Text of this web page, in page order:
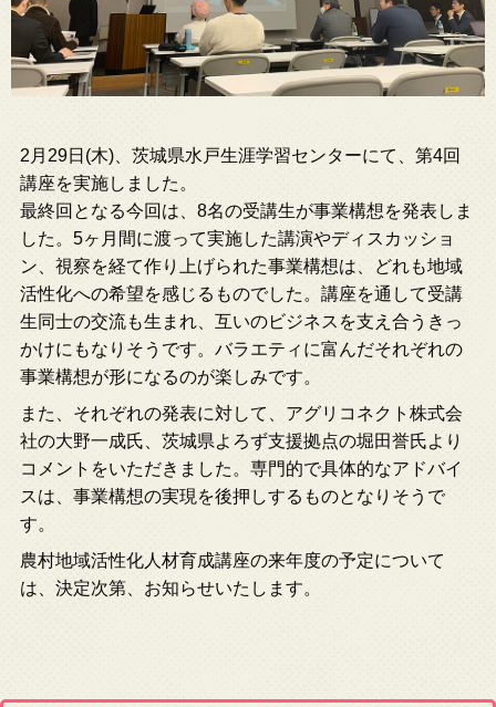
2月29日(木)、茨城県水戸生涯学習センターにて、第4回
講座を実施しました。
最終回となる今回は、8名の受講生が事業構想を発表しま
した。5ヶ月間に渡って実施した講演やディスカッショ
ン、視察を経て作り上げられた事業構想は、どれも地域
活性化への希望を感じるものでした。講座を通して受講
生同士の交流も生まれ、互いのビジネスを支え合うきっ
かけにもなりそうです。バラエティに富んだそれぞれの
事業構想が形になるのが楽しみです。
また、それぞれの発表に対して、アグリコネクト株式会
社の大野一成氏、茨城県よろず支援拠点の堀田誉氏より
コメントをいただきました。専門的で具体的なアドバイ
スは、事業構想の実現を後押しするものとなりそうで
す。
農村地域活性化人材育成講座の来年度の予定について
は、決定次第、お知らせいたします。